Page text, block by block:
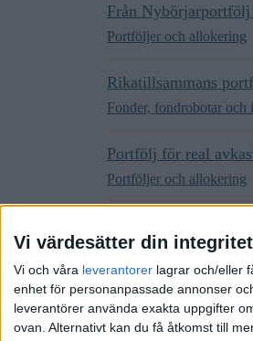
Vi värdesätter din integritet
Vi och våra leverantorer lagrar och/eller
enhet för personanpassade annonser
leverantörer använda exakta uppgifter
ovan. Alternativt kan du få åtkomst till
Från
Portföljer och allokering
Rikatillsammans
Fonder, fondrobotar och
Portfölj för real
Portföljer och allokering
Portföljer och allokering